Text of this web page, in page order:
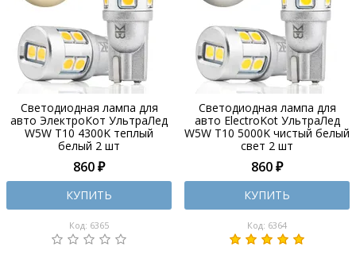
Светодиодная лампа для
авто ЭлектроКот УльтраЛед
W5W T10 4300K теплый
белый 2 шт
860 ₽
КУПИТЬ
Код: 6365
Светодиодная лампа для
авто ElectroKot УльтраЛед
W5W T10 5000K чистый белый
свет 2 шт
860 ₽
КУПИТЬ
Код: 6364